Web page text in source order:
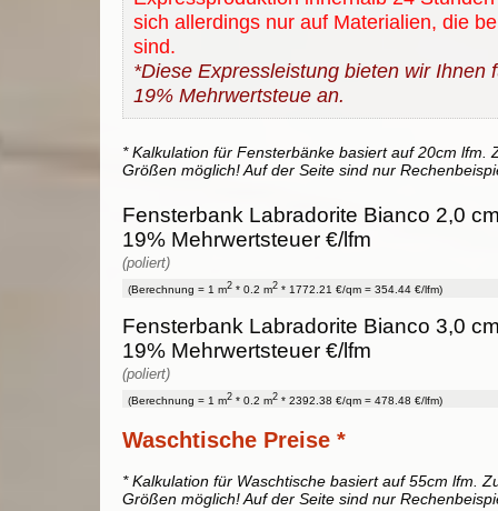
sich allerdings nur auf Materialien, die
sind.
*Diese Expressleistung bieten wir Ihnen
19% Mehrwertsteue an.
* Kalkulation für Fensterbänke basiert auf 20cm lfm.
Größen möglich! Auf der Seite sind nur
Fensterbank Labradorite Bianco 2,0
19% Mehrwertsteuer €/lfm
(poliert)
(Berechnung = 1 m2 * 0.2 m2 * 1772.21 €/qm = 354.44 €/lfm)
Fensterbank Labradorite Bianco 3,0
19% Mehrwertsteuer €/lfm
(poliert)
(Berechnung = 1 m2 * 0.2 m2 * 2392.38 €/qm = 478.48 €/lfm)
Waschtische Preise *
* Kalkulation für Waschtische basiert auf 55cm lfm.
Größen möglich! Auf der Seite sind nur